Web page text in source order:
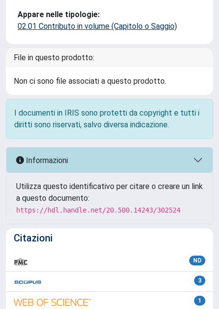
Appare nelle tipologie:
02.01 Contributo in volume (Capitolo o Saggio)
File in questo prodotto:
Non ci sono file associati a questo prodotto.
I documenti in IRIS sono protetti da copyright e tutti i
diritti sono riservati, salvo diversa indicazione.
Informazioni
Utilizza questo identificativo per citare o creare un link
a questo documento:
https://hdl.handle.net/20.500.14243/302524
Citazioni
ND
3
1